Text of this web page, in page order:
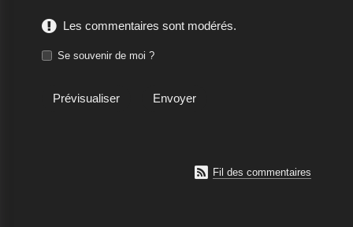
Les commentaires sont modérés.
Se souvenir de moi ?
 Fil des commentaires